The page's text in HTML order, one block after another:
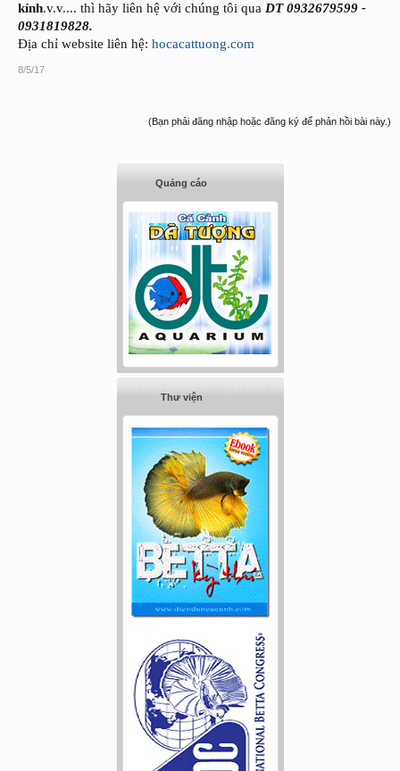
kính.v.v.... thì hãy liên hệ với chúng tôi qua DT 0932679599 -
0931819828.
Địa chỉ website liên hệ: hocacattuong.com
8/5/17
(Bạn phải đăng nhập hoặc đăng ký để phản hồi bài này.)
Quảng cáo
Thư viện